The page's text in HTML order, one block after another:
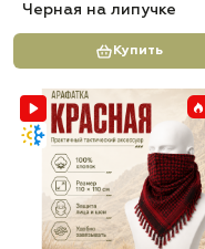
Черная на липучке
Купить